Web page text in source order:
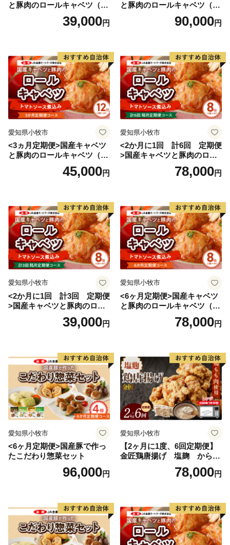
と豚肉のロールキャベツ（4P
39,000円
と豚肉のロールキャベツ（6P
90,000円
愛知県小牧市
<3ヵ月定期便>国産キャベツ
と豚肉のロールキャベツ（6P
45,000円
愛知県小牧市
<2か月に1回 計6回 定期便
>国産キャベツと豚肉のロー
ルキャベツ（4P入り）
78,000円
愛知県小牧市
<2か月に1回 計3回 定期便
>国産キャベツと豚肉のロー
ルキャベツ（4P入り）
39,000円
愛知県小牧市
<6ヶ月定期便>国産キャベツ
と豚肉のロールキャベツ（4P
78,000円
愛知県小牧市
<6ヶ月定期便>国産豚で作っ
たこだわり惣菜セット
96,000円
愛知県小牧市
【2ヶ月に1度、6回定期便】
金匠鶏唐揚げ 塩麹 からあ
78,000円